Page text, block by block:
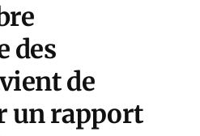
des
de
un rapport